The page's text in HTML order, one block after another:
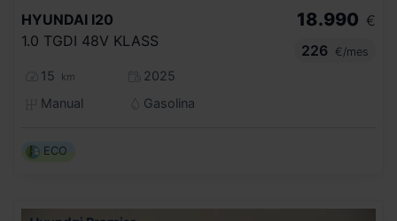
HYUNDAI I20
1.0 TGDI 48V KLASS
15 km
2025
Manual
Gasolina
18.990 €
226
€/mes
ECO